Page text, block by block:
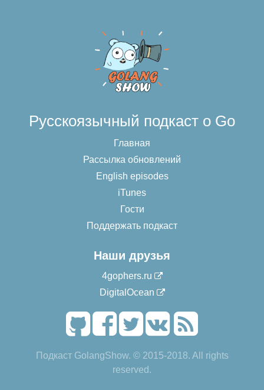
Русскоязычный подкаст о Go
Главная
Рассылка обновлений
English episodes
iTunes
Гости
Поддержать подкаст
Наши друзья
4gophers.ru
DigitalOcean
Подкаст GolangShow. © 2015-2018. All rights
reserved.